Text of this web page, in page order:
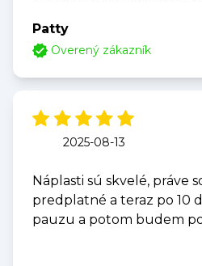
Patty
Overený zákazník
2025-08-13
Náplasti sú skvelé, práve
predplatné a teraz po 10
pauzu a potom budem